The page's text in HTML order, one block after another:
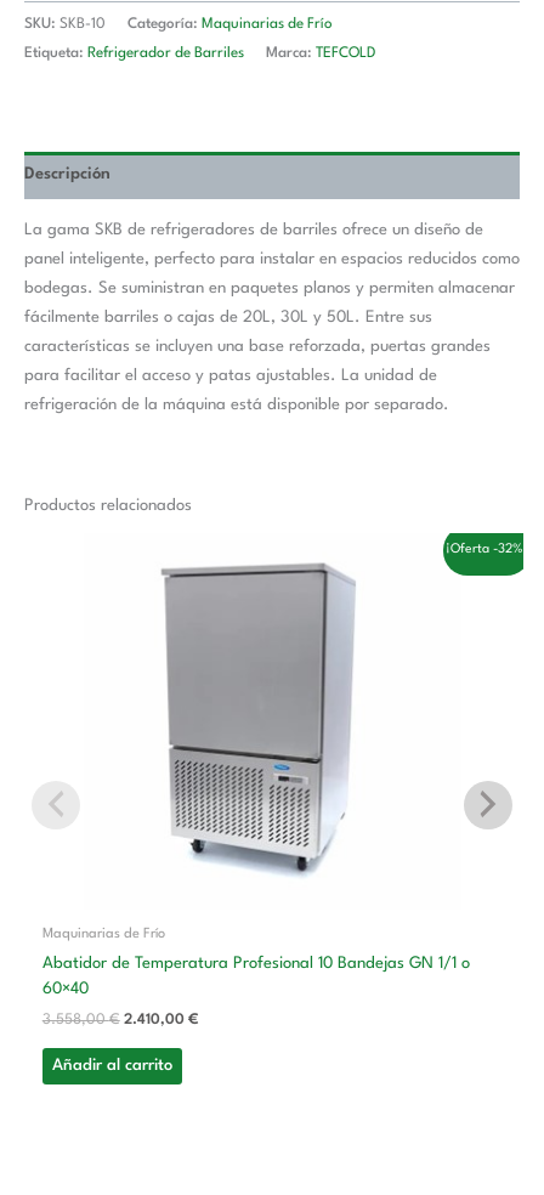
SKU: SKB-10 Categoría: Maquinarias de Frío
Etiqueta: Refrigerador de Barriles Marca: TEFCOLD
Descripción
La gama SKB de refrigeradores de barriles ofrece un diseño de
panel inteligente, perfecto para instalar en espacios reducidos como
bodegas. Se suministran en paquetes planos y permiten almacenar
fácilmente barriles o cajas de 20L, 30L y 50L. Entre sus
características se incluyen una base reforzada, puertas grandes
para facilitar el acceso y patas ajustables. La unidad de
refrigeración de la máquina está disponible por separado.
Productos relacionados
¡Oferta -32%!
Maquinarias de Frío
Abatidor de Temperatura Profesional 10 Bandejas GN 1/1 o
60×40
3.558,00€
original
2.410,00 €
Añadir al carrito